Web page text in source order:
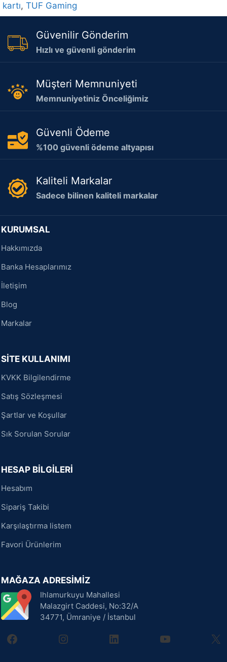
kartı, TUF Gaming
Güvenilir Gönderim
Hızlı ve güvenli gönderim
Müşteri Memnuniyeti
Memnuniyetiniz Önceliğimiz
Güvenli Ödeme
%100 güvenli ödeme altyapısı
Kaliteli Markalar
Sadece bilinen kaliteli markalar
KURUMSAL
Hakkımızda
Banka Hesaplarımız
İletişim
Blog
Markalar
SİTE KULLANIMI
KVKK Bilgilendirme
Satış Sözleşmesi
Şartlar ve Koşullar
Sık Sorulan Sorular
HESAP BİLGİLERİ
Hesabım
Sipariş Takibi
Karşılaştırma listem
Favori Ürünlerim
MAĞAZA ADRESİMİZ
Ihlamurkuyu Mahallesi
Malazgirt Caddesi, No:32/A
34771, Ümraniye / İstanbul
facebookinstagramlinkedin youtube X